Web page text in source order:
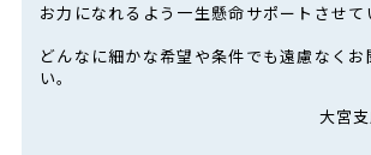
お力になれるよう一生懸命サポートさせ
どんなに細かな希望や条件でも遠慮なくお
い。
大宮